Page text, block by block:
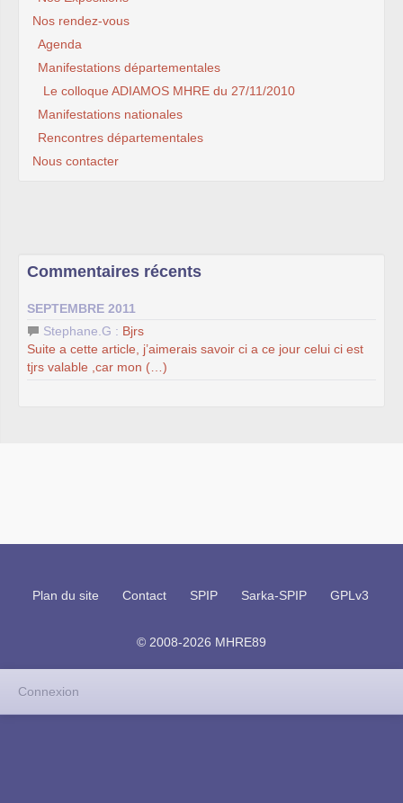
Nos rendez-vous
Agenda
Manifestations départementales
Le colloque ADIAMOS MHRE du 27/11/2010
Manifestations nationales
Rencontres départementales
Nous contacter
Commentaires récents
SEPTEMBRE 2011
Stephane.G : Bjrs
Suite a cette article, j’aimerais savoir ci a ce jour celui ci est
tjrs valable ,car mon (…)
Plan du site Contact SPIP Sarka-SPIP GPLv3
© 2008-2026 MHRE89
Connexion